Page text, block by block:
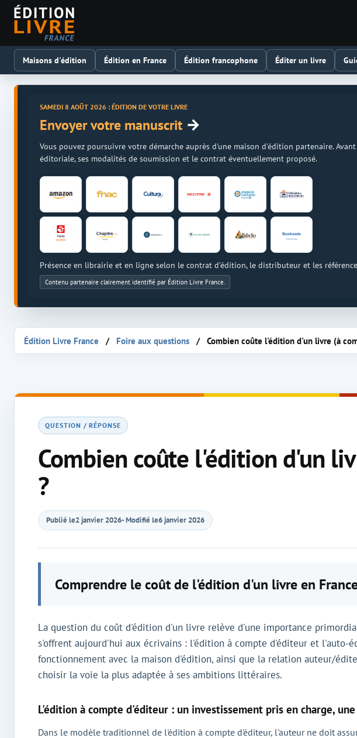
Maisons d'édition Édition en France Édition francophone Éditer un livre
SAMEDI 8 AOÛT 2026 : ÉDITION DE VOTRE LIVRE
Envoyer votre manuscrit →
Vous pouvez poursuivre votre démarche auprès d'une maison d'édition partenaire.
éditoriale, ses modalités de soumission et le contrat éventuellement proposé.
Présence en librairie et en ligne selon le contrat d'édition, le distributeur et les
Contenu partenaire clairement identifié par Édition Livre France.
Édition Livre France Foire aux questions Combien coûte l'édition d'un livre (à
QUESTION / RÉPONSE
Combien coûte l'édition d'un
?
Publié le2 janvier 2026- Modifié le6 janvier 2026
Comprendre le coût de l'édition d'un livre en
La question du coût d'édition d'un livre relève d'une importance
s'offrent aujourd'hui aux écrivains : l'édition à compte d'éditeur et l'auto-
fonctionnement avec la maison d'édition, ainsi que la relation auteur/
choisir la voie la plus adaptée à ses ambitions littéraires.
L'édition à compte d'éditeur : un investissement pris en charge,
Dans le modèle traditionnel de l'édition à compte d'éditeur, l'auteur ne doit